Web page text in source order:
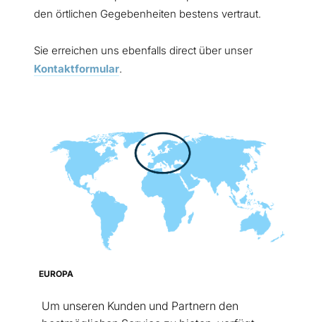
den örtlichen Gegebenheiten bestens vertraut.
Sie erreichen uns ebenfalls direct über unser
Kontaktformular.
EUROPA
Um unseren Kunden und Partnern den